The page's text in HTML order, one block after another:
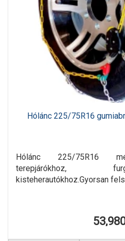
Hólánc 225/75R16
Hólánc 225/75R16
terepjárókhoz,
kisteherautókhoz.Gyorsan